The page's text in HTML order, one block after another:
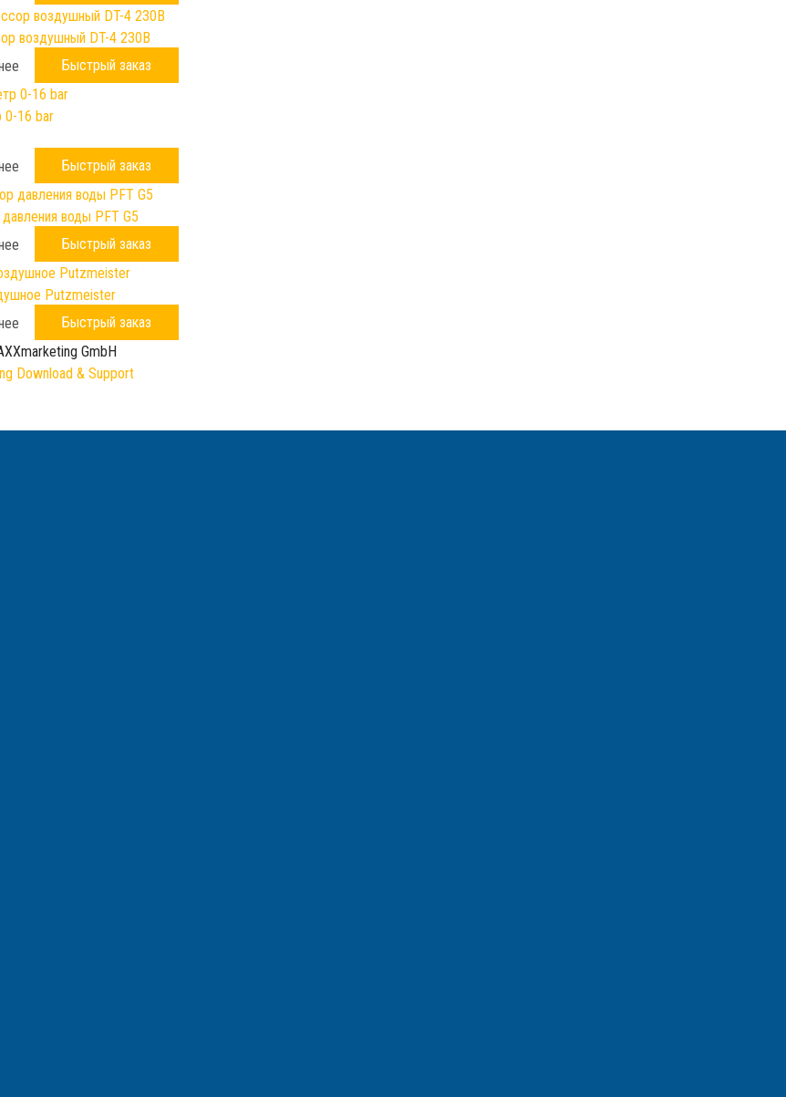
воздушный DT-4 230B
Быстрый заказ
0-16 bar
Быстрый заказ
воды PFT G5
Быстрый заказ
Putzmeister
Быстрый заказ
GmbH
Download & Support